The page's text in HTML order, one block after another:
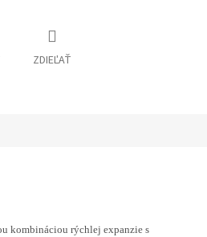
ZDIEĽAŤ
kombináciou rýchlej expanzie s